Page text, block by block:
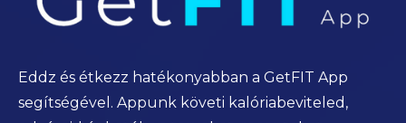
Eddz és étkezz hatékonyabban a GetFIT App
segítségével. Appunk követi kalóriabeviteled,